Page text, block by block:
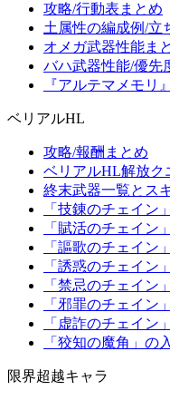
攻略/行動表まとめ
土属性の編成例/立
オメガ武器性能ま
バハ武器性能/優先
『アルテマメモリ
ベリアルHL
攻略/報酬まとめ
ベリアルHL解放ク
終末武器一覧とス
「技錬のチェイン」
「賦活のチェイン」
「謳歌のチェイン」
「誘惑のチェイン」
「禁忌のチェイン」
「邪罪のチェイン」
「虚詐のチェイン」
「狡知の魔角」の
限界超越キャラ